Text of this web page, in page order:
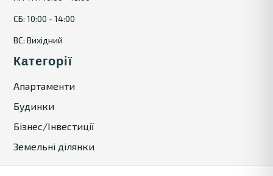
СБ: 10:00 - 14:00
ВС: Вихідний
Категорії
Апартаменти
Будинки
Бізнес/Інвестиції
Земельні ділянки